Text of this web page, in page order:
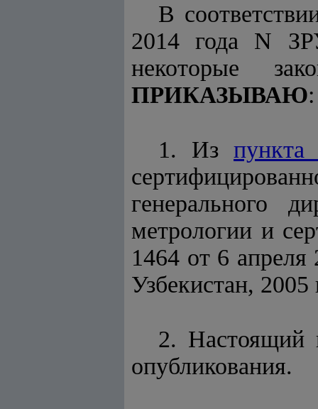
В
2014 года N
некоторые
ПРИКАЗЫВАЮ:
1. Из пункта
генерального
метрологии и
1464 от 6 апреля
Узбекистан,
2. Настоящий
опубликования.